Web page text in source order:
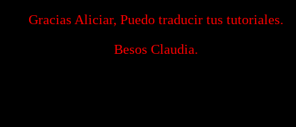
Gracias Aliciar, Puedo traducir tus tutoriales.
Besos Claudia.